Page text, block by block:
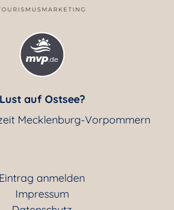
Lust auf Ostsee?
Mecklenburg-Vorpommern
Eintrag anmelden
Impressum